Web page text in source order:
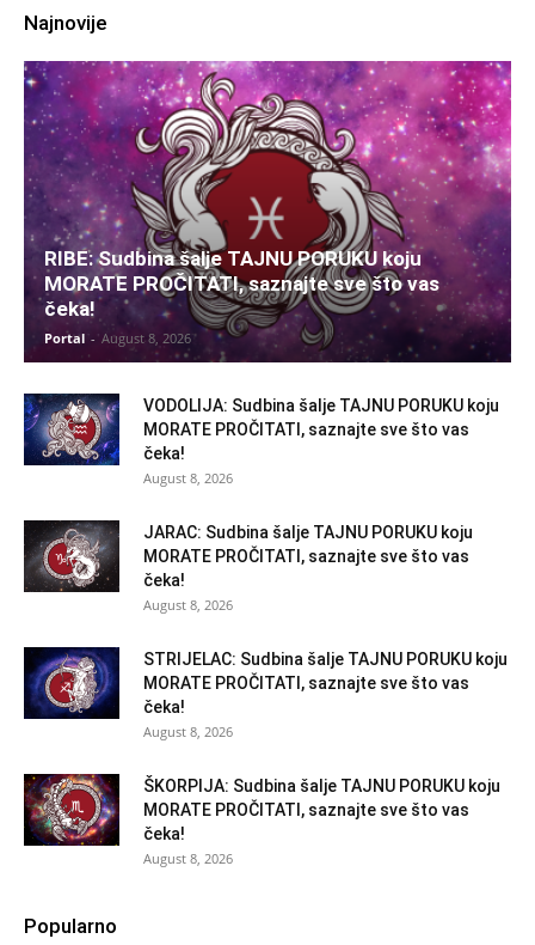
Najnovije
RIBE: Sudbina šalje TAJNU PORUKU koju
MORATE PROČITATI, saznajte sve što vas
čeka!
Portal - August 8, 2026
VODOLIJA: Sudbina šalje TAJNU PORUKU koju
MORATE PROČITATI, saznajte sve što vas
čeka!
August 8, 2026
JARAC: Sudbina šalje TAJNU PORUKU koju
MORATE PROČITATI, saznajte sve što vas
čeka!
August 8, 2026
STRIJELAC: Sudbina šalje TAJNU PORUKU koju
MORATE PROČITATI, saznajte sve što vas
čeka!
August 8, 2026
ŠKORPIJA: Sudbina šalje TAJNU PORUKU koju
MORATE PROČITATI, saznajte sve što vas
čeka!
August 8, 2026
Popularno